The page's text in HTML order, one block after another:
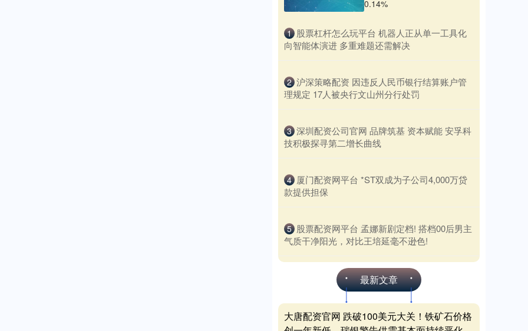
0.14%
1 ​股票杠杆怎么玩平台 机器人正从单一工具化
向智能体演进 多重难题还需解决
2 ​沪深策略配资 因违反人民币银行结算账户管
理规定 17人被央行文山州分行处罚
3 ​深圳配资公司官网 品牌筑基 资本赋能 安孚科
技积极探寻第二增长曲线
4 ​厦门配资网平台 *ST双成为子公司4,000万贷
款提供担保
5 ​股票配资网平台 孟娜新剧定档! 搭档00后男主
气质干净阳光，对比王培延毫不逊色!
最新文章
大唐配资官网 跌破100美元大关！铁矿石价格